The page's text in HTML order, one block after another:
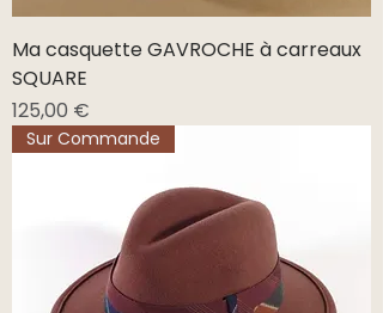
Ma casquette GAVROCHE à carreaux
SQUARE
Prix
125,00 €
Sur Commande